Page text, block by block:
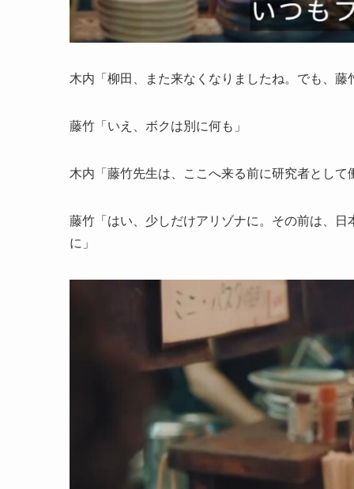
木内「柳田、また来なくなりましたね。でも、藤
藤竹「いえ、ボクは別に何も」
木内「藤竹先生は、ここへ来る前に研究者として
藤竹「はい、少しだけアリゾナに。その前は、
に」